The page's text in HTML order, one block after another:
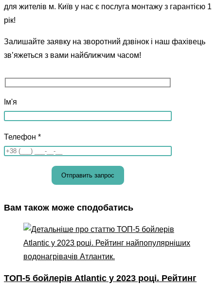
для жителів м. Київ у нас є послуга монтажу з гарантією 1
рік!
Залишайте заявку на зворотний дзвінок і наш фахівець
зв’яжеться з вами найближчим часом!
Ім'я
Телефон *
Вам також може сподобатись
ТОП-5 бойлерів Atlantic у 2023 році. Рейтинг